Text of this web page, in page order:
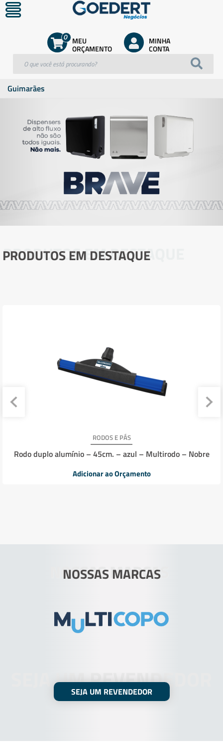
MEU
ORÇAMENTO
0 MINHA
CONTA
Guimarães
PRODUTOS EM DESTAQUE
PRODUTOS EM DESTAQUE
RODOS E PÁS
Rodo duplo alumínio – 45cm. – azul – Multirodo – Nobre
Adicionar ao Orçamento
NOSSAS MARCAS
NOSSAS MARCAS
SEJA UM REVENDEDOR
SEJA UM REVENDEDOR